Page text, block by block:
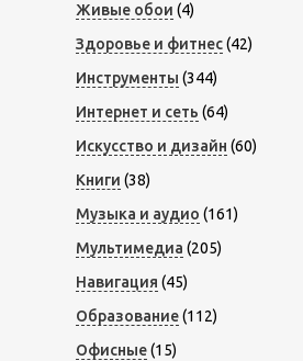
Живые обои (4)
Здоровье и фитнес(42)
Инструменты (344)
Интернет и сеть (64)
Искусство и дизайн (60)
Книги (38)
Музыка и аудио (161)
Мультимедиа (205)
Навигация (45)
Образование(112)
Офисные(15)